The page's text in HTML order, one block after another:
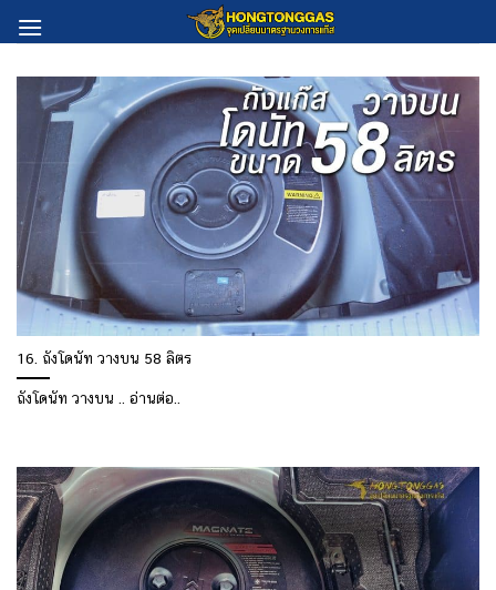
to
16. ถังโดนัท วางบน 58 ลิตร
ถังโดนัท วางบน .. อ่านต่อ..